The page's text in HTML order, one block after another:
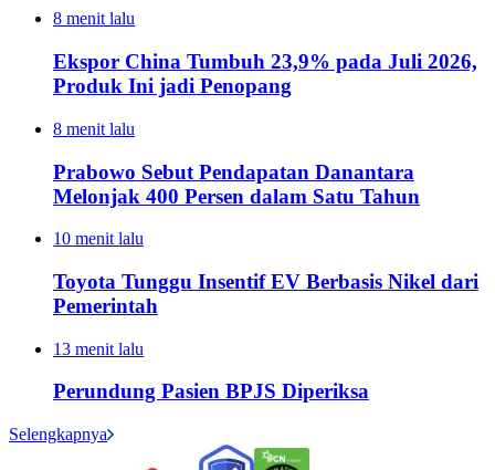
8 menit lalu
Ekspor China Tumbuh 23,9% pada Juli 2026,
Produk Ini jadi Penopang
8 menit lalu
Prabowo Sebut Pendapatan Danantara
Melonjak 400 Persen dalam Satu Tahun
10 menit lalu
Toyota Tunggu Insentif EV Berbasis Nikel dari
Pemerintah
13 menit lalu
Perundung Pasien BPJS Diperiksa
Selengkapnya